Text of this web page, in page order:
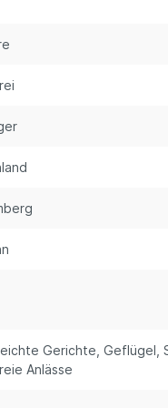
Gerichte, Geflügel,
Anlässe